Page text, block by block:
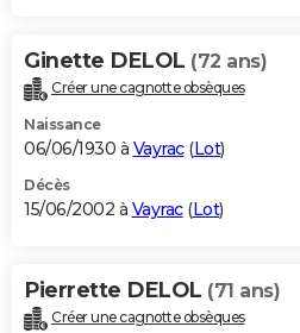
Ginette DELOL (72 ans)
Créer une cagnotte obsèques
Naissance
06/06/1930 à Vayrac(Lot)
Décès
15/06/2002 à Vayrac(Lot)
Pierrette DELOL (71 ans)
Créer une cagnotte obsèques